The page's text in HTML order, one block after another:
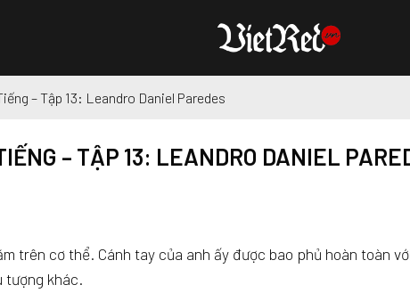
– Tập 13: Leandro Daniel Paredes
– TẬP 13: LEANDRO DANIEL
trên cơ thể. Cánh tay của anh ấy được bao phủ hoàn toàn
tượng khác.